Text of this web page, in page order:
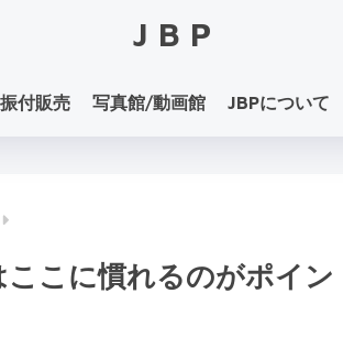
JBP
振付販売 写真館/動画館 JBPについて
こに慣れるのがポイン